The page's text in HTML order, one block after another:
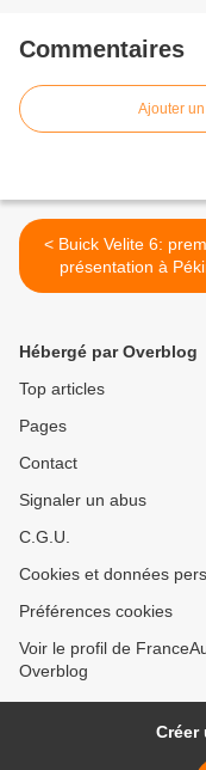
Commentaires
Ajouter
< Buick Velite 6: première
présentation à
Hébergé par Overblog
Top articles
Pages
Contact
Signaler un abus
C.G.U.
Cookies et données
Préférences cookies
Voir le profil de
Overblog
Créer